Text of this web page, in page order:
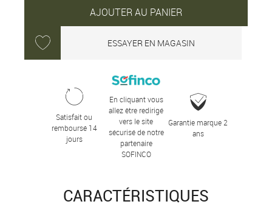
AJOUTER AU PANIER
ESSAYER EN MAGASIN
Satisfait ou
remboursé 14
jours
En cliquant vous
allez être redirigé
vers le site
sécurisé de notre
partenaire
SOFINCO
Garantie marque 2
ans
CARACTÉRISTIQUES